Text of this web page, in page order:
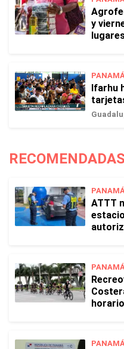
y
PANAMÁ
Ifarhu
RECOMENDADAS
PANAMÁ
ATTT
PANAMÁ
PANAMÁ